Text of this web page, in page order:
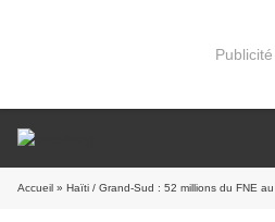
Publicité
Accueil » Haïti / Grand-Sud : 52 millions du FNE